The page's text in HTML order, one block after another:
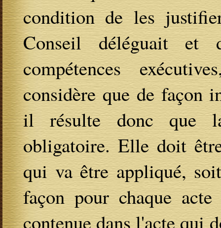
condition de les
Conseil déléguait et
compétences
considère que de façon
il résulte donc que
obligatoire. Elle doit
qui va être appliqué,
façon pour chaque
contenue dans l'acte qui